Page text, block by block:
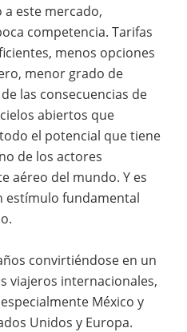
este mercado,
competencia. Tarifas
menos opciones
menor grado de
las consecuencias de
abiertos que
el potencial que tiene
de los actores
aéreo del mundo. Y es
estímulo fundamental
convirtiéndose en un
viajeros internacionales,
México y
Unidos y Europa.